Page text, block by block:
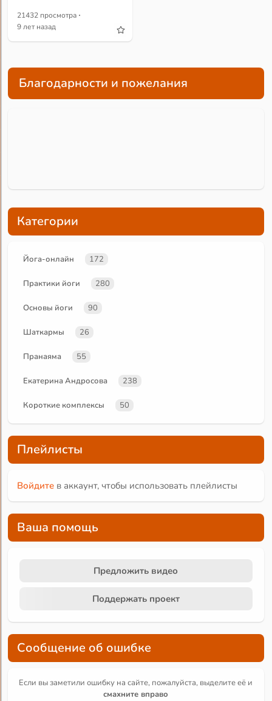
21432 просмотра ·
9 лет назад
Благодарности и пожелания
Категории
Йога-онлайн 172
Практики йоги 280
Основы йоги 90
Шаткармы 26
Пранаяма 55
Екатерина Андросова 238
Короткие комплексы 50
Плейлисты
Войдите в аккаунт, чтобы использовать плейлисты
Ваша помощь
Предложить видео
Поддержать проект
Сообщение об ошибке
Если вы заметили ошибку на сайте, пожалуйста, выделите её и
смахните вправо